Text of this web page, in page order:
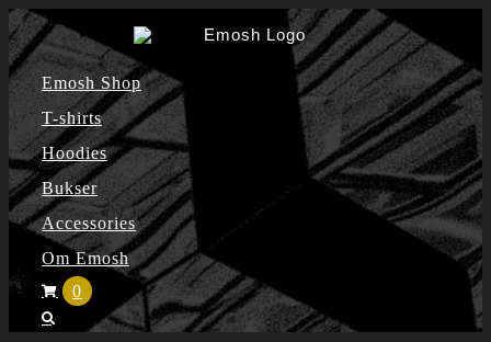
Skip
to
contentEmosh Shop
T-shirts
Hoodies
Bukser
Accessories
Om Emosh
0